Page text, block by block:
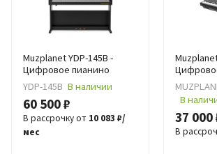
Muzplanet YDP-145B -
Цифровое пианино
YDP-145B В наличии
60 500 ₽
В рассрочку от 10 083 ₽/
мес
В
37 000
В